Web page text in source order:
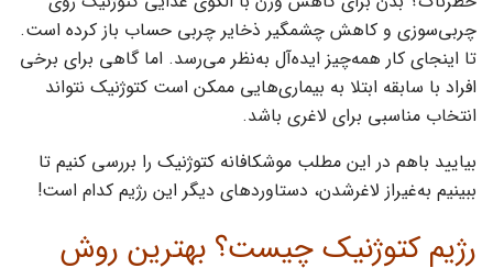
چربی‌سوزی و کاهش چشمگیر ذخایر چربی حساب باز کرده است.
تا اینجای کار همه‌چیز ایده‌آل به‌نظر می‌رسد. اما گاهی برای برخی
افراد با سابقه ابتلا به بیماری‌هایی ممکن است کتوژنیک نتواند
انتخاب مناسبی برای لاغری باشد.
بیایید باهم در این مطلب موشکافانه کتوژنیک را بررسی کنیم تا
ببینیم به‌غیراز لاغرشدن، دستاوردهای دیگر این رژیم کدام است!
رژیم کتوژنیک چیست؟ بهترین روش